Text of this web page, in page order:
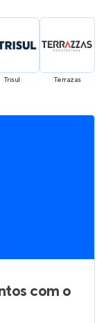
Trisul Terrazas
com o